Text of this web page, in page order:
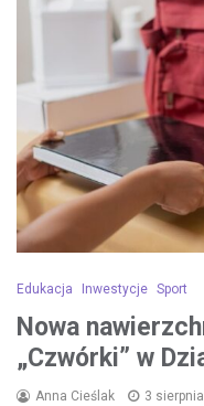
Edukacja Inwestycje Sport
Nowa
„Czwórki” w
Anna Cieślak 3